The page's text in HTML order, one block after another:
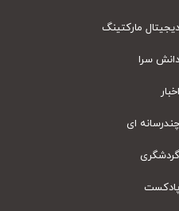
مارکتینگ
سرا
ای